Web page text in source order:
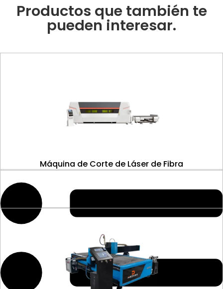
Productos que también te
pueden interesar.
Máquina de Corte de Láser de Fibra